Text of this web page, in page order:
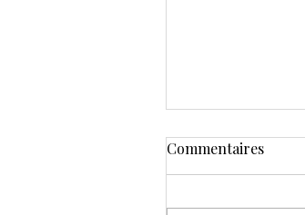
Commentaires